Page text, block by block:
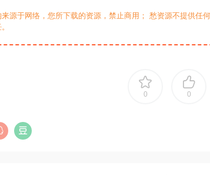
源于网络，您所下载的资源，禁止商用； 愁资源不提供任
0 0